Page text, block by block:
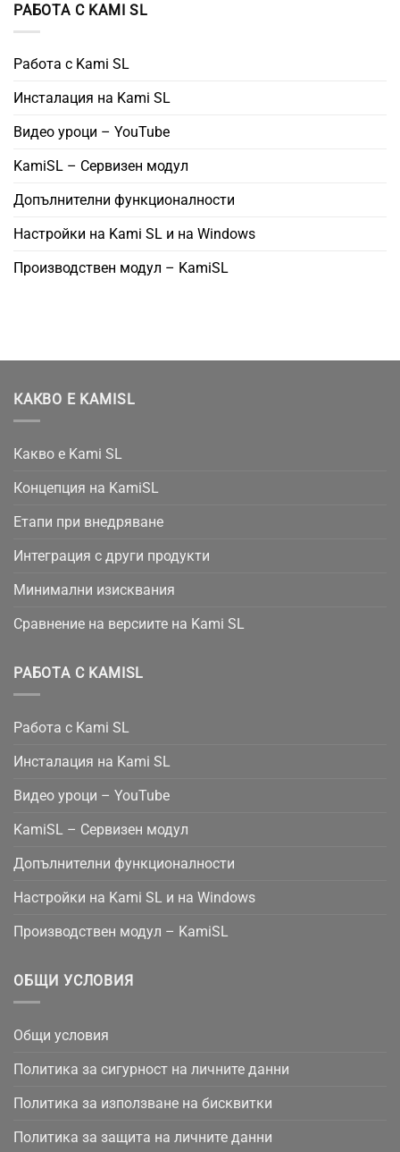
РАБОТА С KAMI SL
Работа с Kami SL
Инсталация на Kami SL
Видео уроци – YouTube
KamiSL – Сервизен модул
Допълнителни функционалности
Настройки на Kami SL и на Windows
Производствен модул – KamiSL
КАКВО Е KAMISL
Какво е Kami SL
Концепция на KamiSL
Етапи при внедряване
Интеграция с други продукти
Минимални изисквания
Сравнение на версиите на Kami SL
РАБОТА С KAMISL
Работа с Kami SL
Инсталация на Kami SL
Видео уроци – YouTube
KamiSL – Сервизен модул
Допълнителни функционалности
Настройки на Kami SL и на Windows
Производствен модул – KamiSL
ОБЩИ УСЛОВИЯ
Общи условия
Политика за сигурност на личните данни
Политика за използване на бисквитки
Политика за защита на личните данни